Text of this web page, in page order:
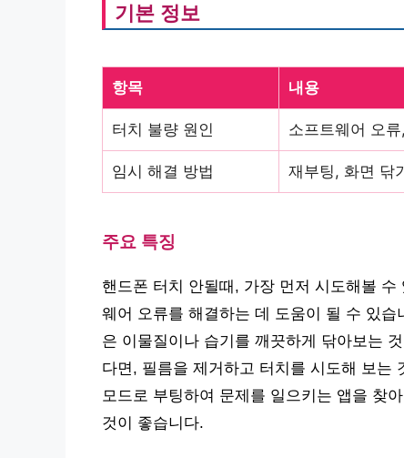
기본 정보
항목 내용
터치 불량 원인 소프트웨어 오
임시 해결 방법 재부팅, 화면 닦
주요 특징
핸드폰 터치 안될때, 가장 먼저 시도해볼
웨어 오류를 해결하는 데 도움이 될 수 있
은 이물질이나 습기를 깨끗하게 닦아보는
다면, 필름을 제거하고 터치를 시도해 보는
모드로 부팅하여 문제를 일으키는 앱을 찾
것이 좋습니다.